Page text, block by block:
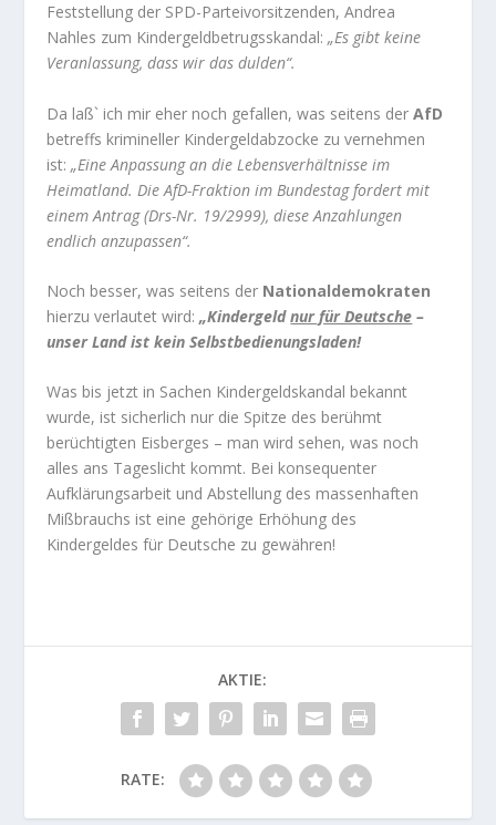
Feststellung der SPD-Parteivorsitzenden, Andrea
Nahles zum Kindergeldbetrugsskandal:„Es gibt keine
Veranlassung, dass wir das dulden“.
Da laß` ich mir eher noch gefallen, was seitens derAfD
betreffs krimineller Kindergeldabzocke zu vernehmen
ist:„Eine Anpassung an die Lebensverhältnisse im
Heimatland. Die AfD-Fraktion im Bundestag fordert mit
einem Antrag (Drs-Nr. 19/2999), diese Anzahlungen
endlich anzupassen“.
Noch besser, was seitens der Nationaldemokraten
hierzu verlautet wird: „Kindergeldnur für Deutsche –
unser Land ist kein Selbstbedienungsladen!
Was bis jetzt in Sachen Kindergeldskandal bekannt
wurde, ist sicherlich nur die Spitze des berühmt
berüchtigten Eisberges – man wird sehen, was noch
alles ans Tageslicht kommt. Bei konsequenter
Aufklärungsarbeit und Abstellung des massenhaften
Mißbrauchs ist eine gehörige Erhöhung des
Kindergeldes für Deutsche zu gewähren!
AKTIE:
RATE: